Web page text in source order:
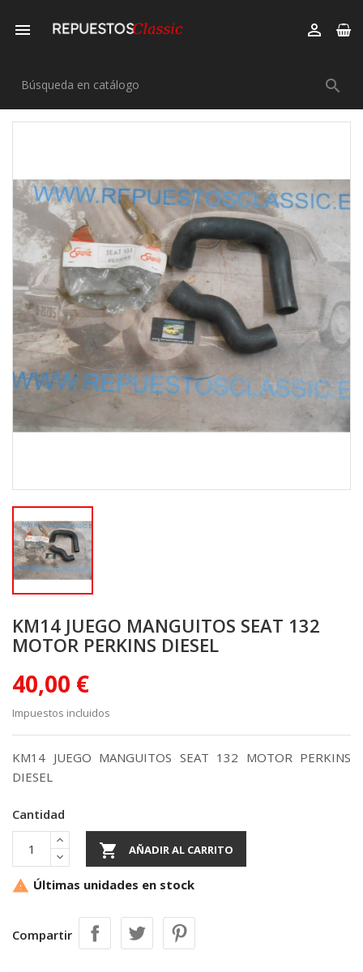
 

KM14 JUEGO MANGUITOS SEAT 132
MOTOR PERKINS DIESEL
40,00 €
Impuestos incluidos
KM14 JUEGO MANGUITOS SEAT 132 MOTOR PERKINS
DIESEL
Cantidad
 AÑADIR AL CARRITO
 Últimas unidades en stock
Compartir